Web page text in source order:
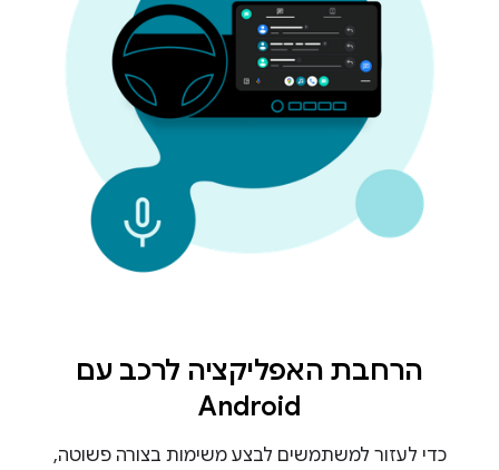
הרחבת האפליקציה לרכב עם
Android
כדי לעזור למשתמשים לבצע משימות בצורה פשוטה,